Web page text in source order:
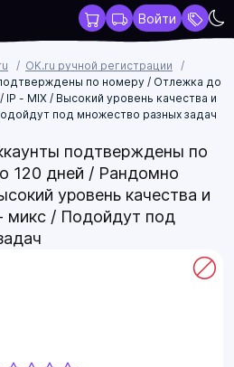
Войти
OK.ru ручной регистрации
по номеру / Отлежка до
- MIX / Высокий уровень качества и
под множество разных задач
подтверждены по
120 дней / Рандомно
уровень качества и
микс / Подойдут под